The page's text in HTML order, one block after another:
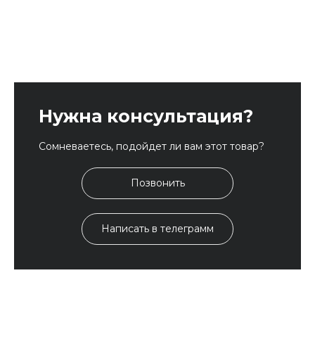
Нужна консультация?
Сомневаетесь, подойдет ли вам этот товар?
Позвонить
Написать в телеграмм